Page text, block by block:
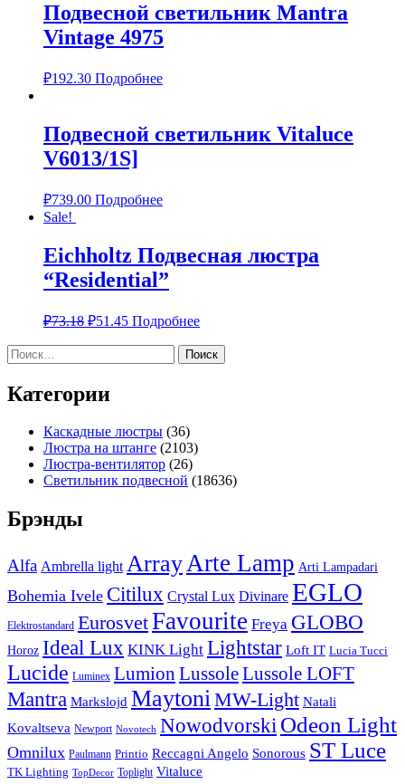
Подвесной светильник Mantra
Vintage 4975
₽192.30 Подробнее
Подвесной светильник Vitaluce
V6013/1S]
₽739.00 Подробнее
Sale!
Eichholtz Подвесная люстра
“Residential”
₽73.18 ₽51.45 Подробнее
Найти:
Категории
Каскадные люстры (36)
Люстра на штанге (2103)
Люстра-вентилятор (26)
Светильник подвесной (18636)
Брэнды
Alfa Ambrella light ArrayArte Lamp Arti Lampadari
Bohemia Ivele Citilux Crystal Lux Divinare EGLO
Elektrostandard EurosvetFavourite Freya GLOBO
Horoz Ideal Lux KINK Light Lightstar Loft IT Lucia Tucci
Lucide Luminex Lumion LussoleLussole LOFT
Mantra Markslojd MaytoniMW-Light Natali
Kovaltseva Newport Novotech NowodvorskiOdeon Light
Omnilux Paulmann Printio Reccagni Angelo Sonorous ST Luce
TK Lighting TopDecor Toplight Vitaluce